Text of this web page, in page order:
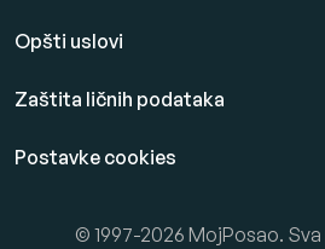
Opšti uslovi
Zaštita ličnih podataka
Postavke cookies
© 1997-2026 MojPosao.